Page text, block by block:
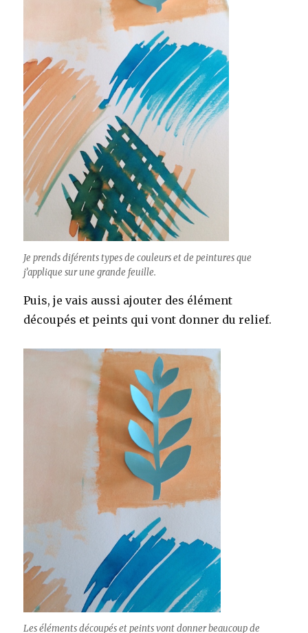
Je prends diférents types de couleurs et de peintures que
j’applique sur une grande feuille.
Puis, je vais aussi ajouter des élément
découpés et peints qui vont donner du relief.
Les éléments découpés et peints vont donner beaucoup de